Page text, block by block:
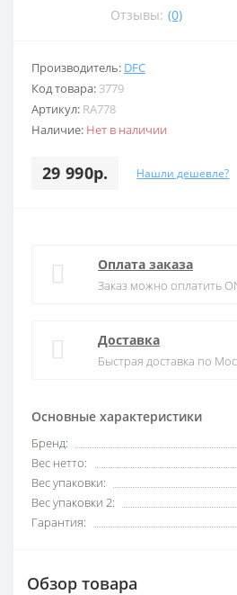
Отзывы: (0)
Производитель: DFC
Код товара: 3779
Артикул: RA778
Наличие: Нет в наличии
29 990р. Нашли дешевле?
Основные характеристики
Бренд:
Вес нетто:
Вес упаковки:
Вес упаковки 2:
Гарантия:
Оплата заказа
Заказ можно оплатить
Доставка
Быстрая доставка по
Обзор товара